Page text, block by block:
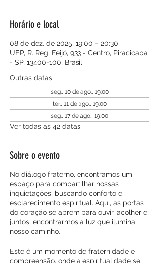
Horário e local
08 de dez. de 2025, 19:00 – 20:30
UEP, R. Reg. Feijó, 933 - Centro, Piracicaba
- SP, 13400-100, Brasil
Outras datas
seg., 10 de ago., 19:00
ter., 11 de ago., 19:00
seg., 17 de ago., 19:00
Ver todas as 42 datas
Sobre o evento
No diálogo fraterno, encontramos um
espaço para compartilhar nossas
inquietações, buscando conforto e
esclarecimento espiritual. Aqui, as portas
do coração se abrem para ouvir, acolher e,
juntos, encontrarmos a luz que ilumina
nosso caminho.
Este é um momento de fraternidade e
compreensão, onde a espiritualidade se